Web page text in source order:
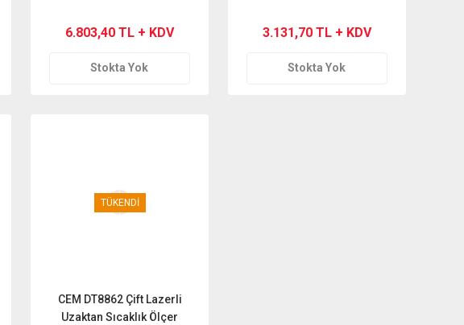
6.803,40 TL + KDV
Stokta Yok
3.131,70 TL + KDV
Stokta Yok
TÜKENDİ
CEM DT8862 Çift Lazerli
Uzaktan Sıcaklık Ölçer